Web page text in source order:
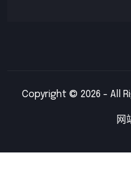
Copyright © 2026 - All
网